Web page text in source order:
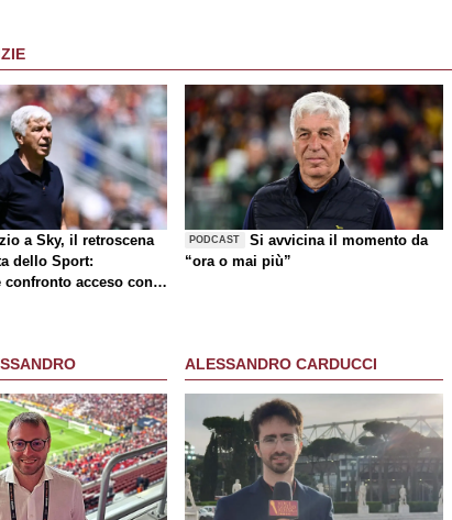
a Sky, il retroscena
dello Sport:
confronto acceso con
PODCAST
Si avvicina il momento da
“ora o mai più”
ALESSANDRO CARDUCCI